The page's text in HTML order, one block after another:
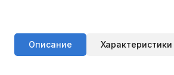
Описание Характеристики